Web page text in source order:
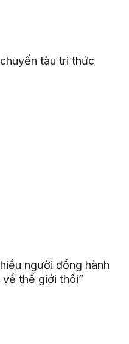
tàu tri thức
người đồng hành
thế giới thôi”